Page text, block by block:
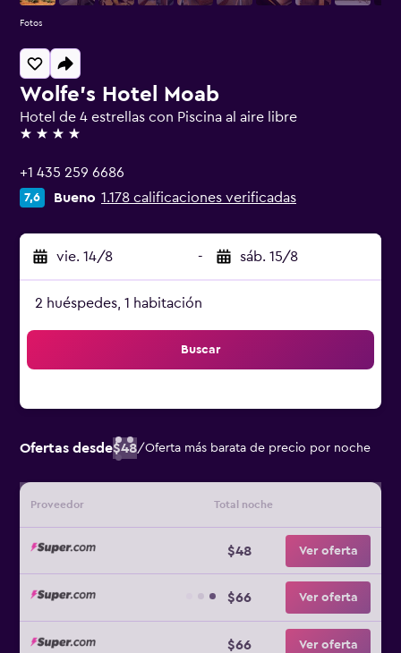
Wolfe's Hotel Moab
Hotel de 4 estrellas con Piscina al aire libre
4 estrellas
+1 435 259 6686
7,6 Bueno 1.178 calificaciones verificadas
vie. 14/8 - sáb. 15/8
2 huéspedes, 1 habitación
Buscar
Ofertas desde$48/Oferta más barata de precio por noche
Proveedor Total noche
$48 Ver oferta
$66 Ver oferta
$66 Ver oferta
Fotos